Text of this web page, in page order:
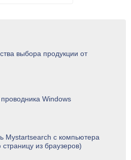
выбора продукции от
Windows
Mystartsearch с компьютера
страницу из браузеров)